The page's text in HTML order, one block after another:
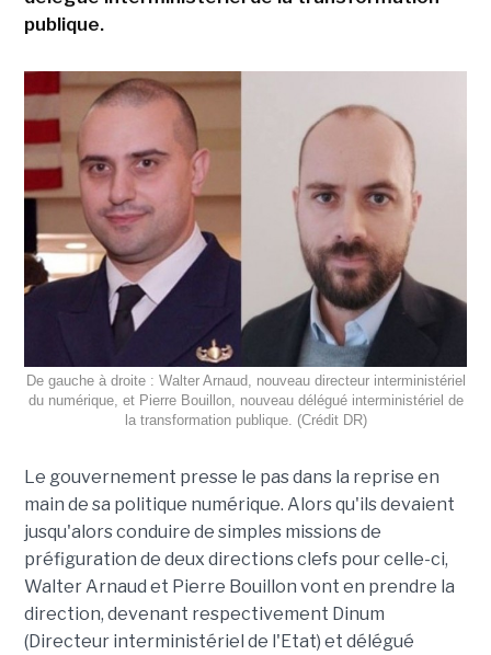
publique.
De gauche à droite : Walter Arnaud, nouveau directeur interministériel
du numérique, et Pierre Bouillon, nouveau délégué interministériel de
la transformation publique. (Crédit DR)
Le gouvernement presse le pas dans la reprise en
main de sa politique numérique. Alors qu'ils devaient
jusqu'alors conduire de simples missions de
préfiguration de deux directions clefs pour celle-ci,
Walter Arnaud et Pierre Bouillon vont en prendre la
direction, devenant respectivement Dinum
(Directeur interministériel de l'Etat) et délégué